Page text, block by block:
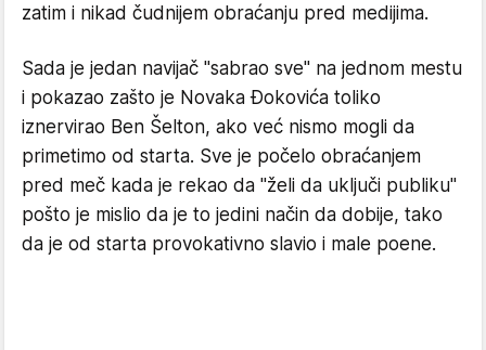
zatim i nikad čudnijem obraćanju pred medijima.
Sada je jedan navijač "sabrao sve" na jednom mestu
i pokazao zašto je Novaka Đokovića toliko
iznervirao Ben Šelton, ako već nismo mogli da
primetimo od starta. Sve je počelo obraćanjem
pred meč kada je rekao da "želi da uključi publiku"
pošto je mislio da je to jedini način da dobije, tako
da je od starta provokativno slavio i male poene.